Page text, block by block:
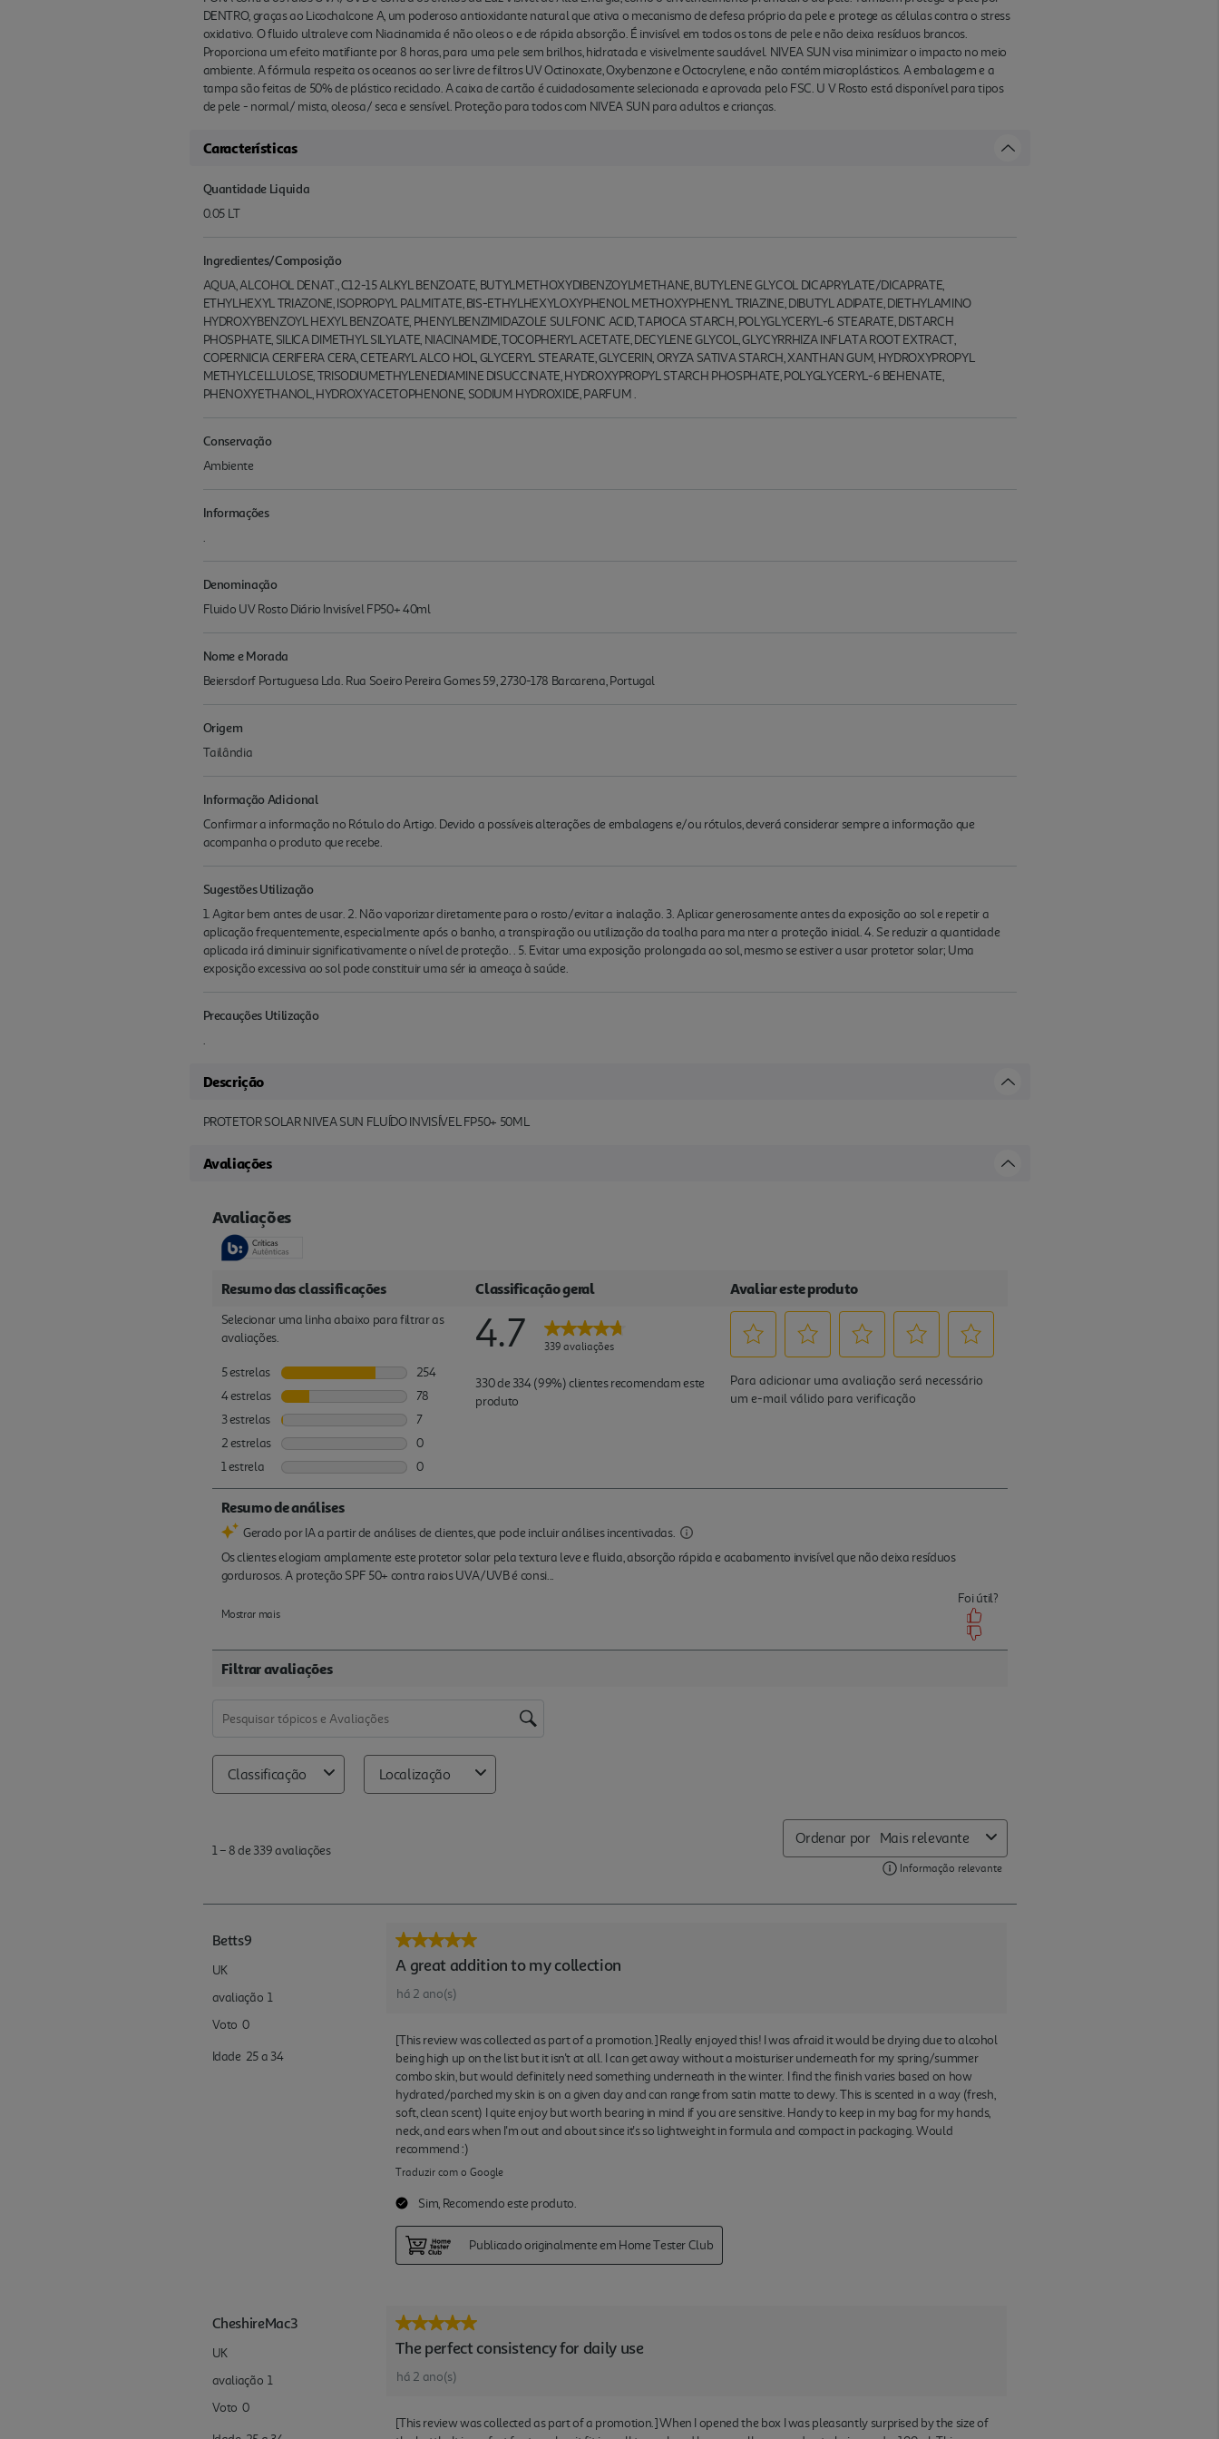
DENTRO, graças ao Licochalcone A, um poderoso antioxidante natural que ativa o mecanismo de defesa próprio da pele e protege as células contra o stress
oxidativo. O fluido ultraleve com Niacinamida é não oleos o e de rápida absorção. É invisível em todos os tons de pele e não deixa resíduos brancos.
Proporciona um efeito matifiante por 8 horas, para uma pele sem brilhos, hidratada e visivelmente saudável. NIVEA SUN visa minimizar o impacto no meio
ambiente. A fórmula respeita os oceanos ao ser livre de filtros UV Octinoxate, Oxybenzone e Octocrylene, e não contém microplásticos. A embalagem e a
tampa são feitas de 50% de plástico reciclado. A caixa de cartão é cuidadosamente selecionada e aprovada pelo FSC. U V Rosto está disponível para tipos
de pele - normal/ mista, oleosa/ seca e sensível. Proteção para todos com NIVEA SUN para adultos e crianças.
Características
Quantidade Liquida
0.05 LT
Ingredientes/Composição
AQUA, ALCOHOL DENAT., C12-15 ALKYL BENZOATE, BUTYLMETHOXYDIBENZOYLMETHANE, BUTYLENE GLYCOL DICAPRYLATE/DICAPRATE,
ETHYLHEXYL TRIAZONE, ISOPROPYL PALMITATE, BIS-ETHYLHEXYLOXYPHENOL METHOXYPHENYL TRIAZINE, DIBUTYL ADIPATE, DIETHYLAMINO
HYDROXYBENZOYL HEXYL BENZOATE, PHENYLBENZIMIDAZOLE SULFONIC ACID, TAPIOCA STARCH, POLYGLYCERYL-6 STEARATE, DISTARCH
PHOSPHATE, SILICA DIMETHYL SILYLATE, NIACINAMIDE, TOCOPHERYL ACETATE, DECYLENE GLYCOL, GLYCYRRHIZA INFLATA ROOT EXTRACT,
COPERNICIA CERIFERA CERA, CETEARYL ALCO HOL, GLYCERYL STEARATE, GLYCERIN, ORYZA SATIVA STARCH, XANTHAN GUM, HYDROXYPROPYL
METHYLCELLULOSE, TRISODIUMETHYLENEDIAMINE DISUCCINATE, HYDROXYPROPYL STARCH PHOSPHATE, POLYGLYCERYL-6 BEHENATE,
PHENOXYETHANOL, HYDROXYACETOPHENONE, SODIUM HYDROXIDE, PARFUM .
Conservação
Ambiente
Informações
.
Denominação
Fluido UV Rosto Diário Invisível FP50+ 40ml
Nome e Morada
Beiersdorf Portuguesa Lda. Rua Soeiro Pereira Gomes 59, 2730-178 Barcarena, Portugal
Origem
Tailândia
Informação Adicional
Confirmar a informação no Rótulo do Artigo. Devido a possíveis alterações de embalagens e/ou rótulos, deverá considerar sempre a informação que
acompanha o produto que recebe.
Sugestões Utilização
1. Agitar bem antes de usar. 2. Não vaporizar diretamente para o rosto/evitar a inalação. 3. Aplicar generosamente antes da exposição ao sol e repetir a
aplicação frequentemente, especialmente após o banho, a transpiração ou utilização da toalha para ma nter a proteção inicial. 4. Se reduzir a quantidade
aplicada irá diminuir significativamente o nível de proteção. . 5. Evitar uma exposição prolongada ao sol, mesmo se estiver a usar protetor solar; Uma
exposição excessiva ao sol pode constituir uma sér ia ameaça à saúde.
Precauções Utilização
.
Descrição
PROTETOR SOLAR NIVEA SUN FLUÍDO INVISÍVEL FP50+ 50ML
Avaliações